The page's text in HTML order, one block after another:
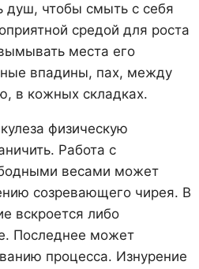
душ, чтобы смыть с себя
средой для роста
места его
впадины, пах, между
в кожных складках.
физическую
Работа с
весами может
созревающего чирея. В
вскроется либо
Последнее может
процесса. Изнурение